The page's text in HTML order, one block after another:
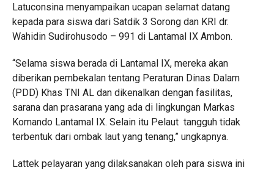
Latuconsina menyampaikan ucapan selamat datang
kepada para siswa dari Satdik 3 Sorong dan KRI dr.
Wahidin Sudirohusodo – 991 di Lantamal IX Ambon.
“Selama siswa berada di Lantamal IX, mereka akan
diberikan pembekalan tentang Peraturan Dinas Dalam
(PDD) Khas TNI AL dan dikenalkan dengan fasilitas,
sarana dan prasarana yang ada di lingkungan Markas
Komando Lantamal IX. Selain itu Pelaut tangguh tidak
terbentuk dari ombak laut yang tenang,” ungkapnya.
Lattek pelayaran yang dilaksanakan oleh para siswa ini